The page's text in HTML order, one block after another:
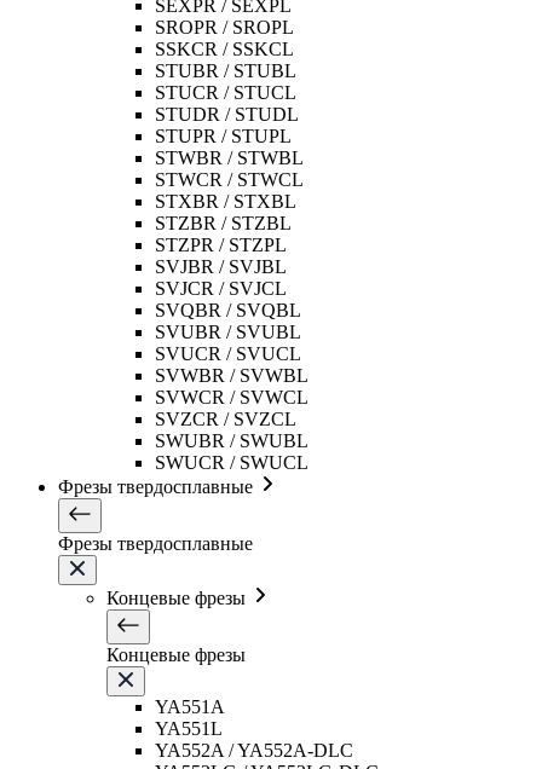
SEXPR / SEXPL
SROPR / SROPL
SSKCR / SSKCL
STUBR / STUBL
STUCR / STUCL
STUDR / STUDL
STUPR / STUPL
STWBR / STWBL
STWCR / STWCL
STXBR / STXBL
STZBR / STZBL
STZPR / STZPL
SVJBR / SVJBL
SVJCR / SVJCL
SVQBR / SVQBL
SVUBR / SVUBL
SVUCR / SVUCL
SVWBR / SVWBL
SVWCR / SVWCL
SVZCR / SVZCL
SWUBR / SWUBL
SWUCR / SWUCL
Фрезы твердосплавные
Фрезы твердосплавные
Концевые фрезы
Концевые фрезы
YA551A
YA551L
YA552A / YA552A-DLC